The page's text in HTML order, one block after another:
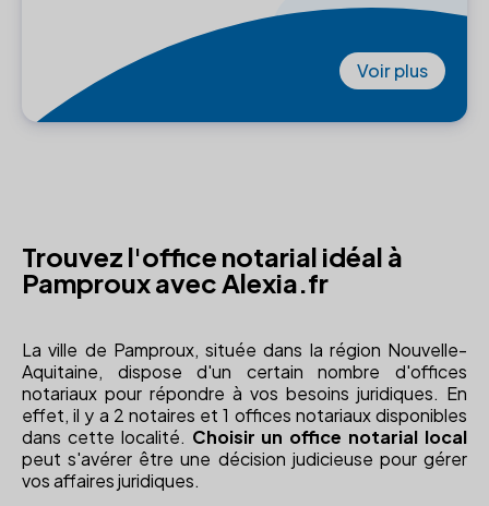
Voir plus
Trouvez l'office notarial idéal à
Pamproux avec Alexia.fr
La ville de Pamproux, située dans la région Nouvelle-
Aquitaine, dispose d'un certain nombre d'offices
notariaux pour répondre à vos besoins juridiques. En
effet, il y a 2 notaires et 1 offices notariaux disponibles
dans cette localité. Choisir un office notarial local
peut s'avérer être une décision judicieuse pour gérer
vos affaires juridiques.